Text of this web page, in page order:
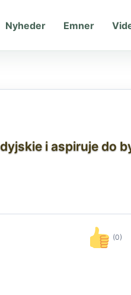
Nyheder Emner
i aspiruje do
(0)